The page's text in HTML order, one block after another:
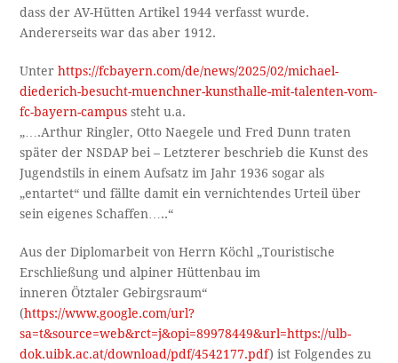
dass der AV-Hütten Artikel 1944 verfasst wurde.
Andererseits war das aber 1912.
Unterhttps://fcbayern.com/de/news/2025/02/michael-
diederich-besucht-muenchner-kunsthalle-mit-talenten-vom-
fc-bayern-campus steht u.a.
„….Arthur Ringler, Otto Naegele und Fred Dunn traten
später der NSDAP bei – Letzterer beschrieb die Kunst des
Jugendstils in einem Aufsatz im Jahr 1936 sogar als
„entartet“ und fällte damit ein vernichtendes Urteil über
sein eigenes Schaffen…..“
Aus der Diplomarbeit von Herrn Köchl „Touristische
Erschließung und alpiner Hüttenbau im
inneren Ötztaler Gebirgsraum“
(https://www.google.com/url?
sa=t&source=web&rct=j&opi=89978449&url=https://ulb-
dok.uibk.ac.at/download/pdf/4542177.pdf) ist Folgendes zu